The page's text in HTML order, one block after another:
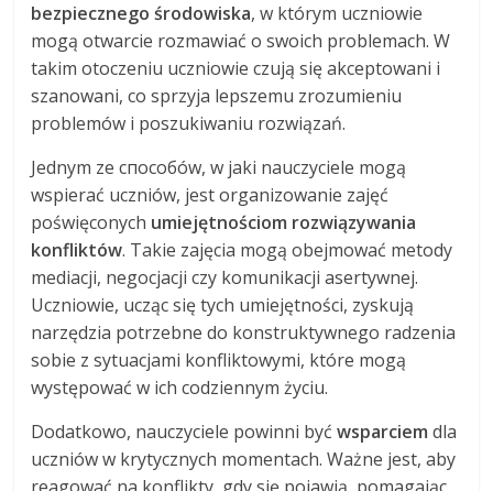
bezpiecznego środowiska, w którym uczniowie
mogą otwarcie rozmawiać o swoich problemach. W
takim otoczeniu uczniowie czują się akceptowani i
szanowani, co sprzyja lepszemu zrozumieniu
problemów i poszukiwaniu rozwiązań.
Jednym ze способów, w jaki nauczyciele mogą
wspierać uczniów, jest organizowanie zajęć
poświęconych umiejętnościom rozwiązywania
konfliktów. Takie zajęcia mogą obejmować metody
mediacji, negocjacji czy komunikacji asertywnej.
Uczniowie, ucząc się tych umiejętności, zyskują
narzędzia potrzebne do konstruktywnego radzenia
sobie z sytuacjami konfliktowymi, które mogą
występować w ich codziennym życiu.
Dodatkowo, nauczyciele powinni byćwsparciem dla
uczniów w krytycznych momentach. Ważne jest, aby